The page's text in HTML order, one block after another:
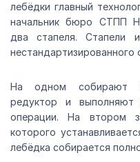
лебёдки главный
начальник бюро СТПП
два стапеля. Стапели
нестандартизированного
На одном собирают
редуктор и выполняют
операции. На втором
которого
лебёдка собирается